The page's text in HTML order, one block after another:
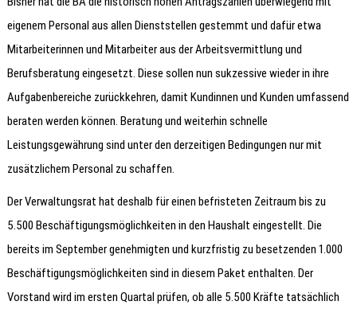
eigenem Personal aus allen Dienststellen gestemmt und dafür etwa
Mitarbeiterinnen und Mitarbeiter aus der Arbeitsvermittlung und
Berufsberatung eingesetzt. Diese sollen nun sukzessive wieder in ihre
Aufgabenbereiche zurückkehren, damit Kundinnen und Kunden umfassend
beraten werden können. Beratung und weiterhin schnelle
Leistungsgewährung sind unter den derzeitigen Bedingungen nur mit
zusätzlichem Personal zu schaffen.
Der Verwaltungsrat hat deshalb für einen befristeten Zeitraum bis zu
5.500 Beschäftigungsmöglichkeiten in den Haushalt eingestellt. Die
bereits im September genehmigten und kurzfristig zu besetzenden 1.000
Beschäftigungsmöglichkeiten sind in diesem Paket enthalten. Der
Vorstand wird im ersten Quartal prüfen, ob alle 5.500 Kräfte tatsächlich